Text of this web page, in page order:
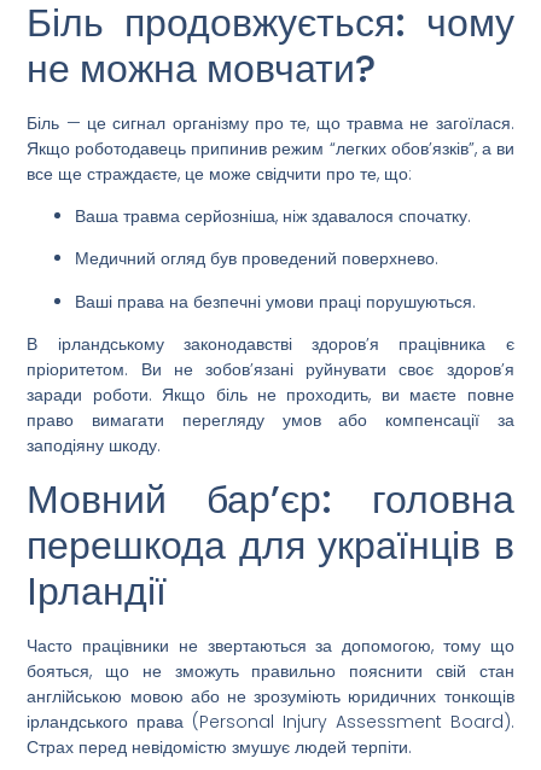
Біль продовжується: чому
не можна мовчати?
Біль — це сигнал організму про те, що травма не загоїлася.
Якщо роботодавець припинив режим “легких обов’язків”, а ви
все ще страждаєте, це може свідчити про те, що:
Ваша травма серйозніша, ніж здавалося спочатку.
Медичний огляд був проведений поверхнево.
Ваші права на безпечні умови праці порушуються.
В ірландському законодавстві здоров’я працівника є
пріоритетом. Ви не зобов’язані руйнувати своє здоров’я
заради роботи. Якщо біль не проходить, ви маєте повне
право вимагати перегляду умов або компенсації за
заподіяну шкоду.
Мовний бар’єр: головна
перешкода для українців в
Ірландії
Часто працівники не звертаються за допомогою, тому що
бояться, що не зможуть правильно пояснити свій стан
англійською мовою або не зрозуміють юридичних тонкощів
ірландського права (Personal Injury Assessment Board).
Страх перед невідомістю змушує людей терпіти.